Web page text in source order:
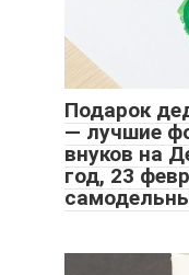
Подарок
— лучшие
внуков на
год, 23